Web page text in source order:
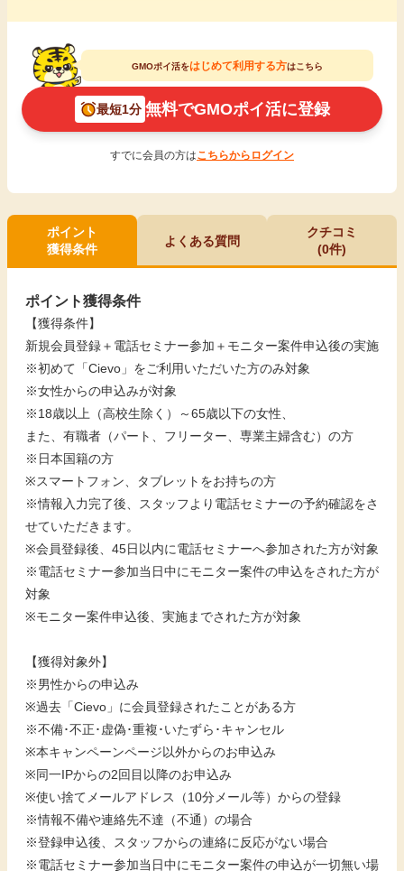
GMOポイ活をはじめて利用する方はこちら
最短1分 無料でGMOポイ活に登録
すでに会員の方はこちらからログイン
ポイント
獲得条件
よくある質問
クチコミ
(0件)
ポイント獲得条件
【獲得条件】
新規会員登録＋電話セミナー参加＋モニター案件申込後の実施
※初めて「Cievo」をご利用いただいた方のみ対象
※女性からの申込みが対象
※18歳以上（高校生除く）～65歳以下の女性、
また、有職者（パート、フリーター、専業主婦含む）の方
※日本国籍の方
※スマートフォン、タブレットをお持ちの方
※情報入力完了後、スタッフより電話セミナーの予約確認をさ
せていただきます。
※会員登録後、45日以内に電話セミナーへ参加された方が対象
※電話セミナー参加当日中にモニター案件の申込をされた方が
対象
※モニター案件申込後、実施までされた方が対象
【獲得対象外】
※男性からの申込み
※過去「Cievo」に会員登録されたことがある方
※不備･不正･虚偽･重複･いたずら･キャンセル
※本キャンペーンページ以外からのお申込み
※同一IPからの2回目以降のお申込み
※使い捨てメールアドレス（10分メール等）からの登録
※情報不備や連絡先不達（不通）の場合
※登録申込後、スタッフからの連絡に反応がない場合
※電話セミナー参加当日中にモニター案件の申込が一切無い場